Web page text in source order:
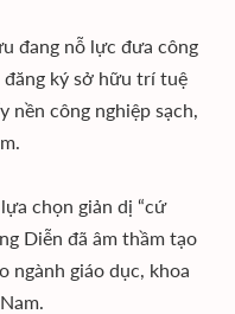
đang nỗ lực đưa công
ký sở hữu trí tuệ
nền công nghiệp sạch,
chọn giản dị “cứ
Diễn đã âm thầm tạo
ngành giáo dục, khoa